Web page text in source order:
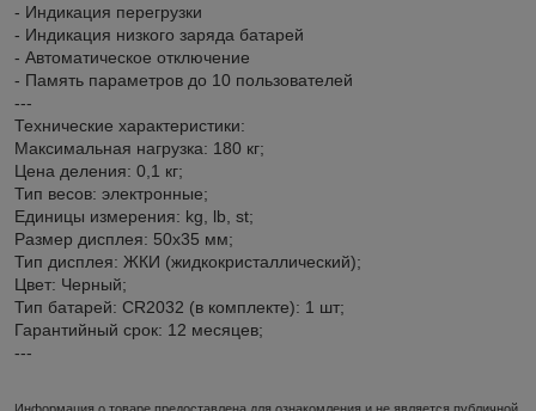
- Индикация перегрузки
- Индикация низкого заряда батарей
- Автоматическое отключение
- Память параметров до 10 пользователей
---
Технические характеристики:
Максимальная нагрузка: 180 кг;
Цена деления: 0,1 кг;
Тип весов: электронные;
Единицы измерения: kg, lb, st;
Размер дисплея: 50х35 мм;
Тип дисплея: ЖКИ (жидкокристаллический);
Цвет: Черный;
Тип батарей: CR2032 (в комплекте): 1 шт;
Гарантийный срок: 12 месяцев;
---